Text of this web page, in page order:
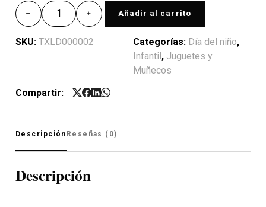
Añadir al carrito
SKU: TXLD000002 Categorías: Día del niño,
Infantil, Juguetes y
Muñecos
Compartir:
Descripción Reseñas (0)
Descripción